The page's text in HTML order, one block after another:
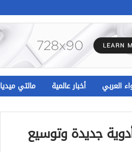
العربي أخبار عالمية مالتي ميديا
الأدوية الأوروبية توصي بالموافقة على 5 أدوية جديدة وتوسيع